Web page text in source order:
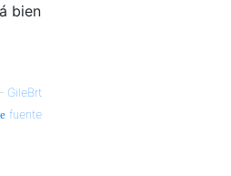
bien
GileBrt
fuente